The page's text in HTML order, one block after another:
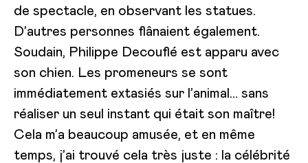
de spectacle, en observant les statues.
D’autres personnes flânaient également.
Soudain, Philippe Decouflé est apparu avec
son chien. Les promeneurs se sont
immédiatement extasiés sur l’animal… sans
réaliser un seul instant qui était son maître!
Cela m’a beaucoup amusée, et en même
temps, j’ai trouvé cela très juste : la célébrité